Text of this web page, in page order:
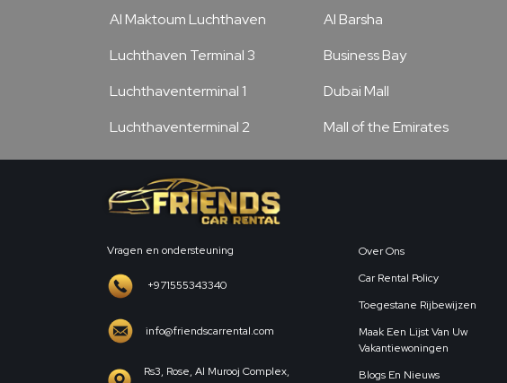
Al Maktoum Luchthaven
Luchthaven Terminal 3
Luchthaventerminal 1
Luchthaventerminal 2
Al Barsha
Business Bay
Dubai Mall
Mall of the Emirates
Vragen en ondersteuning
+971555343340
info@friendscarrental.com
Rs3, Rose, Al Murooj Complex,
Over Ons
Car Rental Policy
Toegestane Rijbewijzen
Maak Een Lijst Van Uw
Vakantiewoningen
Blogs En Nieuws